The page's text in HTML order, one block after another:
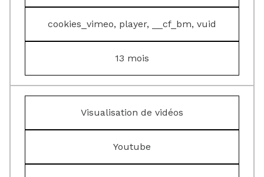
cookies_vimeo, player, __cf_bm, vuid
13 mois
Visualisation de vidéos
Youtube